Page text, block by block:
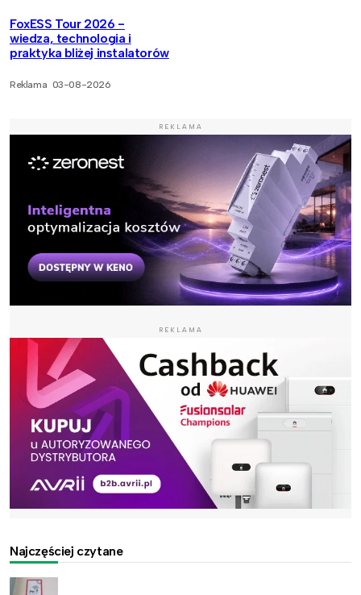
FoxESS Tour 2026 -
wiedza, technologia i
praktyka bliżej instalatorów
Reklama 03-08-2026
REKLAMA
REKLAMA
Najczęściej czytane